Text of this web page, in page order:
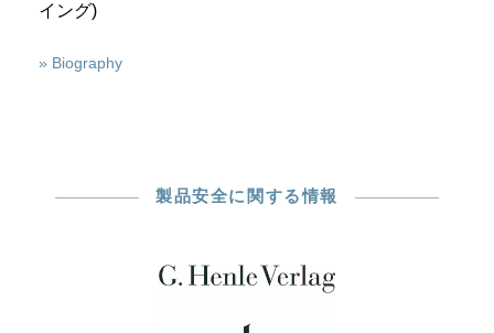
イング)
» Biography
製品安全に関する情報